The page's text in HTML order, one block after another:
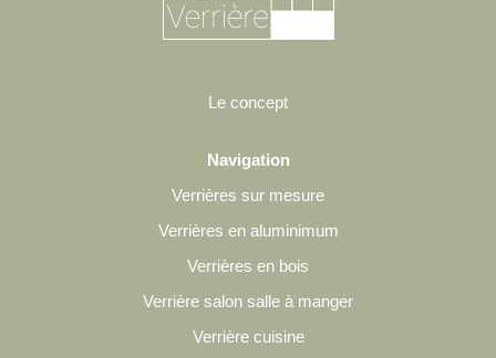
Le concept
Navigation
Verrières sur mesure
Verrières en aluminimum
Verrières en bois
Verrière salon salle à manger
Verrière cuisine